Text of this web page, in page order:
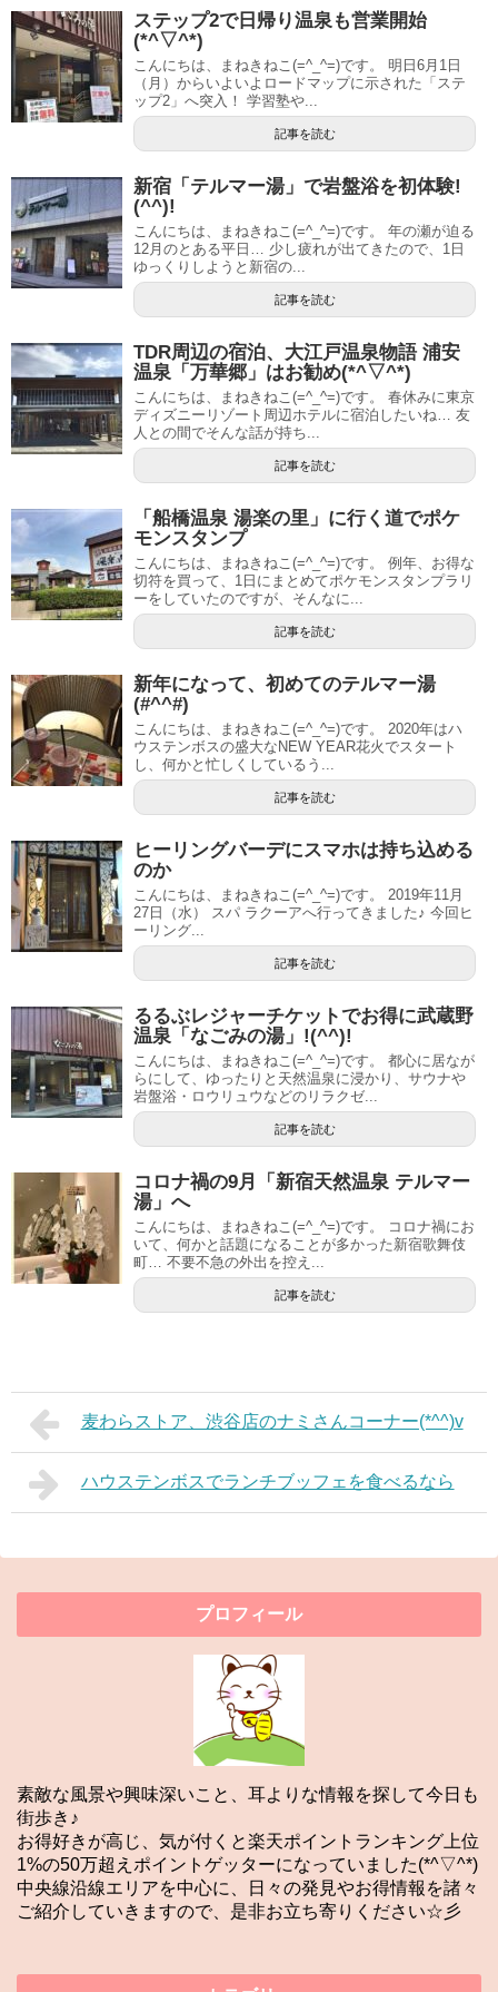
ステップ2で日帰り温泉も営業開始
(*^▽^*)
こんにちは、まねきねこ(=^_^=)です。 明日6月1日
（月）からいよいよロードマップに示された「ステ
ップ2」へ突入！ 学習塾や...
記事を読む
新宿「テルマー湯」で岩盤浴を初体験!
(^^)!
こんにちは、まねきねこ(=^_^=)です。 年の瀬が迫る
12月のとある平日… 少し疲れが出てきたので、1日
ゆっくりしようと新宿の...
記事を読む
TDR周辺の宿泊、大江戸温泉物語 浦安
温泉「万華郷」はお勧め(*^▽^*)
こんにちは、まねきねこ(=^_^=)です。 春休みに東京
ディズニーリゾート周辺ホテルに宿泊したいね… 友
人との間でそんな話が持ち...
記事を読む
「船橋温泉 湯楽の里」に行く道でポケ
モンスタンプ
こんにちは、まねきねこ(=^_^=)です。 例年、お得な
切符を買って、1日にまとめてポケモンスタンプラリ
ーをしていたのですが、そんなに...
記事を読む
新年になって、初めてのテルマー湯
(#^^#)
こんにちは、まねきねこ(=^_^=)です。 2020年はハ
ウステンボスの盛大なNEW YEAR花火でスタート
し、何かと忙しくしているう...
記事を読む
ヒーリングバーデにスマホは持ち込める
のか
こんにちは、まねきねこ(=^_^=)です。 2019年11月
27日（水） スパ ラクーアへ行ってきました♪ 今回ヒ
ーリング...
記事を読む
るるぶレジャーチケットでお得に武蔵野
温泉「なごみの湯」!(^^)!
こんにちは、まねきねこ(=^_^=)です。 都心に居なが
らにして、ゆったりと天然温泉に浸かり、サウナや
岩盤浴・ロウリュウなどのリラクゼ...
記事を読む
コロナ禍の9月「新宿天然温泉 テルマー
湯」へ
こんにちは、まねきねこ(=^_^=)です。 コロナ禍にお
いて、何かと話題になることが多かった新宿歌舞伎
町… 不要不急の外出を控え...
記事を読む
麦わらストア、渋谷店のナミさんコーナー(*^^)v
ハウステンボスでランチブッフェを食べるなら
プロフィール
素敵な風景や興味深いこと、耳よりな情報を探して今日も
街歩き♪
お得好きが高じ、気が付くと楽天ポイントランキング上位
1%の50万超えポイントゲッターになっていました(*^▽^*)
中央線沿線エリアを中心に、日々の発見やお得情報を諸々
ご紹介していきますので、是非お立ち寄りください☆彡